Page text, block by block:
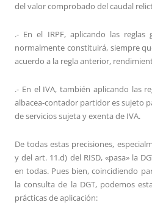
del valor comprobado del caudal
.- En el IRPF, aplicando las reglas
normalmente constituirá, siempre
acuerdo a la regla anterior,
.- En el IVA, también aplicando las
albacea-contador partidor es sujeto
de servicios sujeta y exenta de IVA.
De todas estas precisiones,
y del art. 11.d) del RISD, «pasa» la
en todas. Pues bien, coincidiendo
la consulta de la DGT, podemos
prácticas de aplicación: